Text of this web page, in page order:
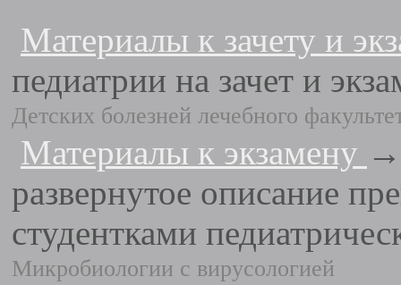
Материалы к зачету и
педиатрии на зачет и
Детских болезней лечебного
Материалы к экзамену →
развернутое описание
студентками
Микробиологии с вирусологией